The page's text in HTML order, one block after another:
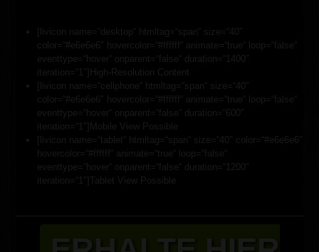
[livicon name=“desktop“ htmltag=“span“ size=“40″
color=“#e6e6e6″ hovercolor=“#ffffff“ animate=“true“ loop=“false“
eventtype=“hover“ onparent=“false“ duration=“1400″
iteration=“1″]High-Resolution Content
[livicon name=“cellphone“ htmltag=“span“ size=“40″
color=“#e6e6e6″ hovercolor=“#ffffff“ animate=“true“ loop=“false“
eventtype=“hover“ onparent=“false“ duration=“600″
iteration=“1″]Mobile View Possible
[livicon name=“tablet“ htmltag=“span“ size=“40″ color=“#e6e6e6″
hovercolor=“#ffffff“ animate=“true“ loop=“false“
eventtype=“hover“ onparent=“false“ duration=“1200″
iteration=“1″]Tablet View Possible